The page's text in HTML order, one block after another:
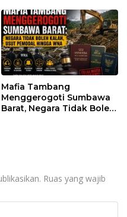
Mafia Tambang
Menggerogoti Sumbawa
Barat, Negara Tidak Boleh
Ruas yang wajib